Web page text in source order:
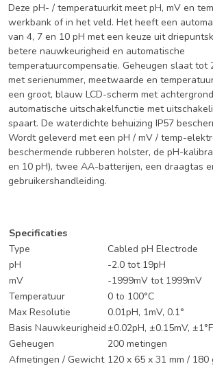
Deze pH- / temperatuurkit meet pH, mV en
werkbank of in het veld. Het heeft een
van 4, 7 en 10 pH met een keuze uit
betere nauwkeurigheid en automatische
temperatuurcompensatie. Geheugen slaat tot
met serienummer, meetwaarde en
een groot, blauw LCD-scherm met
automatische uitschakelfunctie met
spaart. De waterdichte behuizing IP57
Wordt geleverd met een pH / mV / temp-
beschermende rubberen holster, de pH-
en 10 pH), twee AA-batterijen, een draagtas
gebruikershandleiding.
Specificaties
Type
Cabled pH Electrode
pH
-2.0 tot 19pH
mV
-1999mV tot 1999mV
Temperatuur
0 to 100°C
Max Resolutie
0.01pH, 1mV, 0.1°
Basis Nauwkeurigheid±0.02pH, ±0.15mV,
Geheugen
200 metingen
Afmetingen / Gewicht 120 x 65 x 31 mm / 180